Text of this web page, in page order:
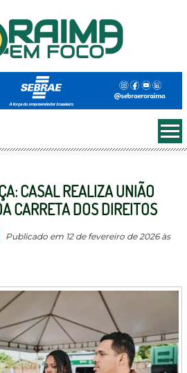
CASAL REALIZA UNIÃO
CARRETA DOS DIREITOS
Publicado em 12 de fevereiro de 2026 às